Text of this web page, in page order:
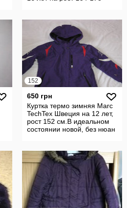
152
650 грн
Куртка термо зимняя Marc
TechTex Швеция на 12 лет,
рост 152 см.В идеальном
состоянии новой, без нюан